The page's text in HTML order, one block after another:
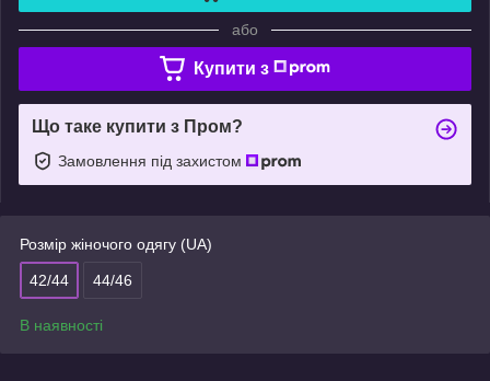
або
Купити з
Що таке купити з Пром?
Замовлення під захистом
Розмір жіночого одягу (UA)
42/44 44/46
В наявності